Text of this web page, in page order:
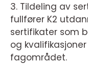
3. Tildeling av
fullfører K2
sertifikater som
og
fagområdet.